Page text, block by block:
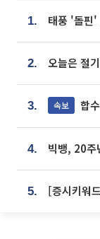
1.
2. 오늘은 절
3. 속보 합수
4.
5.